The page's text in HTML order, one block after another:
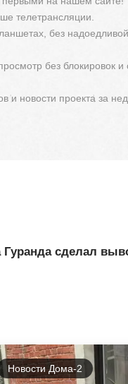
телетрансляции.
без
без блокировок и
и новости проекта за
Гуранда сделал
Новости Дома-2